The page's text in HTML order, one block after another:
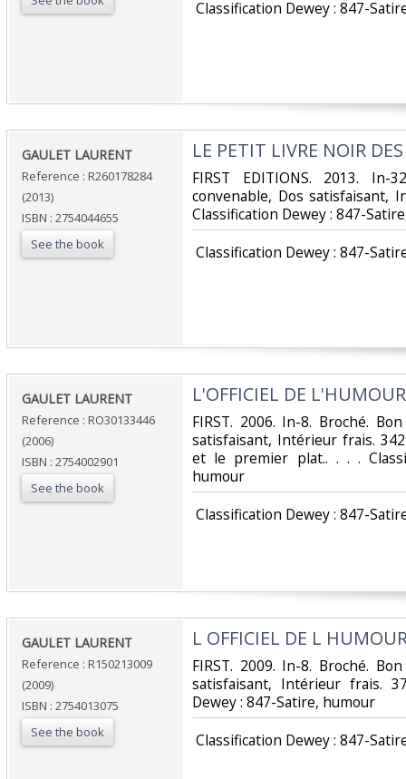
Classification Dewey : 847-
‎GAULET LAURENT‎
Reference : R260178284
(2013)
ISBN : 2754044655
See the book
‎LE PETIT LIVRE NOIR
‎FIRST EDITIONS. 2013. In-
convenable, Dos satisfaisant,
Classification Dewey : 847-
Classification Dewey : 847-
‎GAULET LAURENT‎
Reference : RO30133446
(2006)
ISBN : 2754002901
See the book
‎L'OFFICIEL DE
‎FIRST. 2006. In-8. Broché.
satisfaisant, Intérieur frais.
et le premier plat.. . . .
humour‎
Classification Dewey : 847-
‎GAULET LAURENT‎
Reference : R150213009
(2009)
ISBN : 2754013075
See the book
‎L OFFICIEL DE L
‎FIRST. 2009. In-8. Broché.
satisfaisant, Intérieur frais.
Dewey : 847-Satire, humour‎
Classification Dewey : 847-